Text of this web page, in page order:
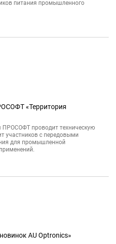
питания промышленного
«Территория
ПРОСОФТ проводит техническую
участников с передовыми
для промышленной
AU Optronics»